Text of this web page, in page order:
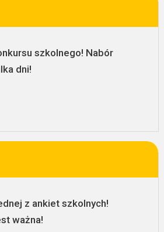
szkolnego! Nabór
dni!
z ankiet szkolnych!
ważna!